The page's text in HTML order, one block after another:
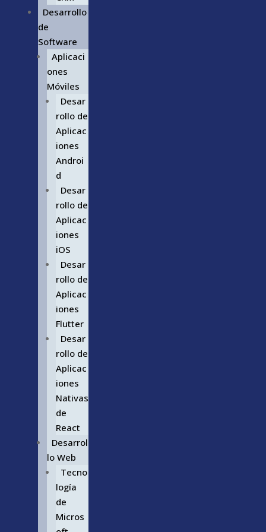
Desarrollo
de
Software
Aplicaci
ones
Móviles
Desar
rollo de
Aplicac
iones
Androi
d
Desar
rollo de
Aplicac
iones
iOS
Desar
rollo de
Aplicac
iones
Flutter
Desar
rollo de
Aplicac
iones
Nativas
de
React
Desarrol
lo Web
Tecno
logía
de
Micros